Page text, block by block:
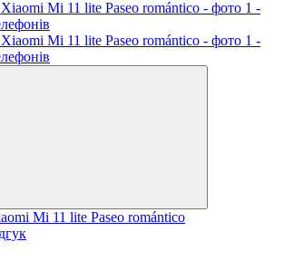
Mi 11 lite Paseo romántico